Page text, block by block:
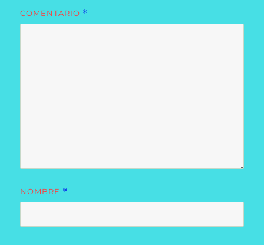
COMENTARIO *
NOMBRE *